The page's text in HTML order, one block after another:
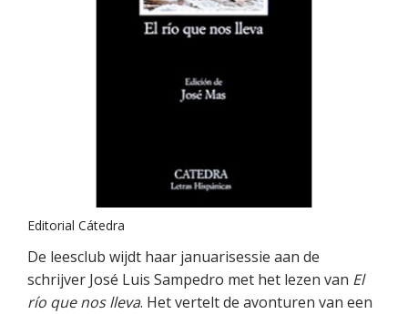
Editorial Cátedra
De leesclub wijdt haar januarisessie aan de
schrijver José Luis Sampedro met het lezen van El
río que nos lleva. Het vertelt de avonturen van een